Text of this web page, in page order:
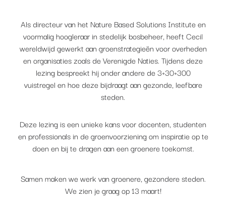
Als directeur van het Nature Based Solutions Institute en
voormalig hoogleraar in stedelijk bosbeheer, heeft Cecil
wereldwijd gewerkt aan groenstrategieën voor overheden
en organisaties zoals de Verenigde Naties. Tijdens deze
lezing bespreekt hij onder andere de 3+30+300
vuistregel en hoe deze bijdraagt aan gezonde, leefbare
steden.
Deze lezing is een unieke kans voor docenten, studenten
en professionals in de groenvoorziening om inspiratie op te
doen en bij te dragen aan een groenere toekomst.
Samen maken we werk van groenere, gezondere steden.
We zien je graag op 13 maart!